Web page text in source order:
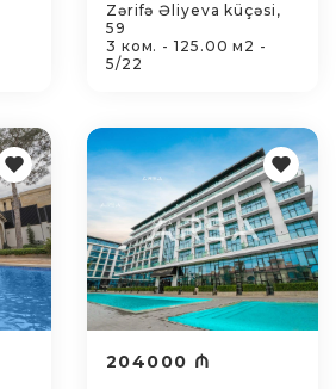
Zərifə Əliyeva küçəsi,
59
3 ком. - 125.00 м2 -
5/22
204000 ₼